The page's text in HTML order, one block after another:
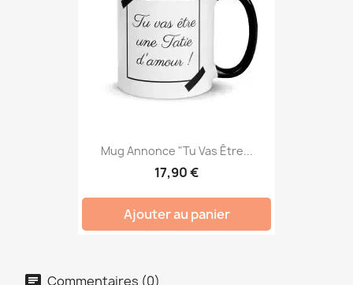
Mug Annonce "Tu Vas Être...
17,90 €
Ajouter au panier
Commentaires (0)